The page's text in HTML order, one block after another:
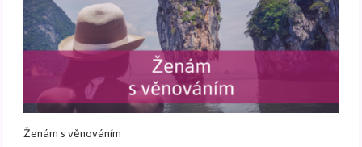
Ženám s věnováním